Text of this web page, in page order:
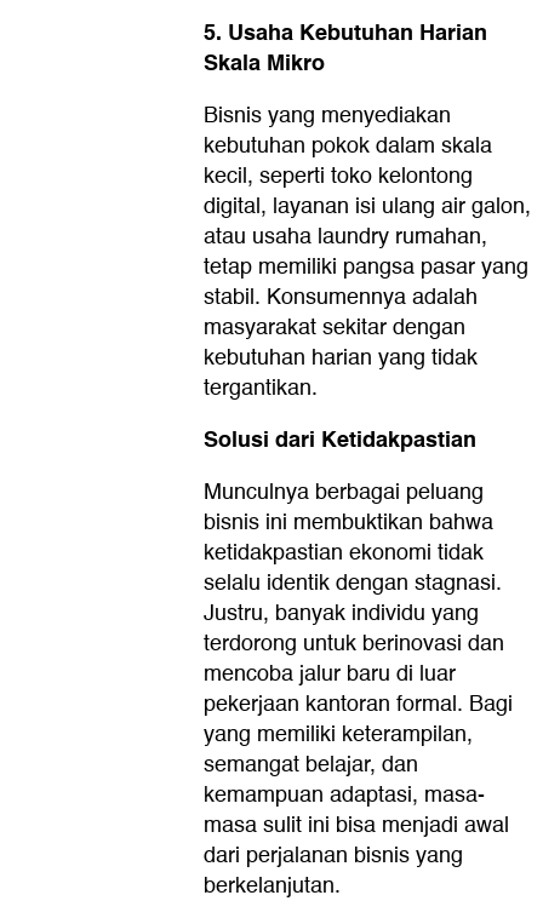
5. Usaha Kebutuhan Harian
Skala Mikro
Bisnis yang menyediakan
kebutuhan pokok dalam skala
kecil, seperti toko kelontong
digital, layanan isi ulang air galon,
atau usaha laundry rumahan,
tetap memiliki pangsa pasar yang
stabil. Konsumennya adalah
masyarakat sekitar dengan
kebutuhan harian yang tidak
tergantikan.
Solusi dari Ketidakpastian
Munculnya berbagai peluang
bisnis ini membuktikan bahwa
ketidakpastian ekonomi tidak
selalu identik dengan stagnasi.
Justru, banyak individu yang
terdorong untuk berinovasi dan
mencoba jalur baru di luar
pekerjaan kantoran formal. Bagi
yang memiliki keterampilan,
semangat belajar, dan
kemampuan adaptasi, masa-
masa sulit ini bisa menjadi awal
dari perjalanan bisnis yang
berkelanjutan.